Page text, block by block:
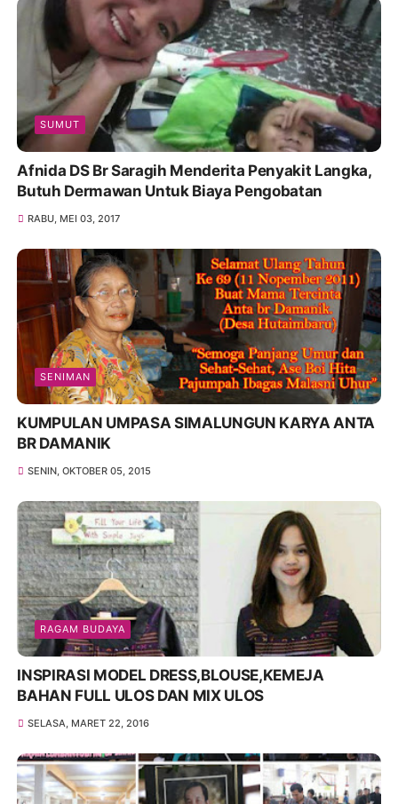
SUMUT
Afnida DS Br Saragih Menderita Penyakit Langka,
Butuh Dermawan Untuk Biaya Pengobatan
RABU, MEI 03, 2017
SENIMAN
KUMPULAN UMPASA SIMALUNGUN KARYA ANTA
BR DAMANIK
SENIN, OKTOBER 05, 2015
RAGAM BUDAYA
INSPIRASI MODEL DRESS,BLOUSE,KEMEJA
BAHAN FULL ULOS DAN MIX ULOS
SELASA, MARET 22, 2016